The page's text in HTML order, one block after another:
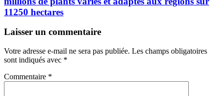
11250 hectares
Laisser un commentaire
Votre adresse e-mail ne sera pas publiée. Les champs obligatoires
sont indiqués avec *
Commentaire *